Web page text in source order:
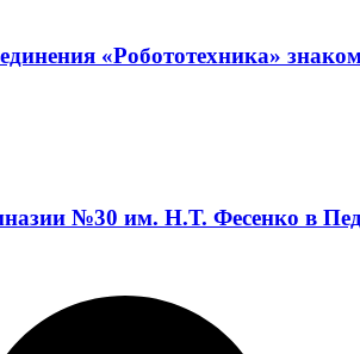
«Робототехника»
№30 им. Н.Т. Фесенко в